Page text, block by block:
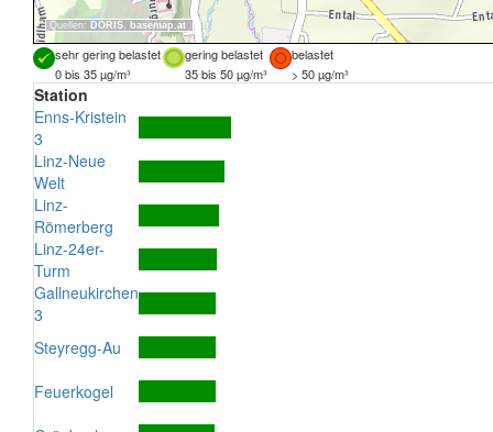
Quellen: DORIS, basemap.at
sehr gering belastet gering belastet
belastet
0 bis 35 µg/m³
35 bis 50 µg/m³ > 50 µg/m³
Station
Enns-Kristein
3
Linz-Neue
Welt
Linz-
Römerberg
Linz-24er-
Turm
Gallneukirchen
3
Steyregg-Au
Feuerkogel